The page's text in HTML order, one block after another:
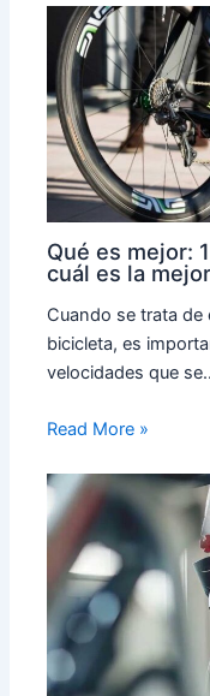
Qué es mejor:
cuál es la
Cuando se trata de
bicicleta, es
velocidades que
Read More »